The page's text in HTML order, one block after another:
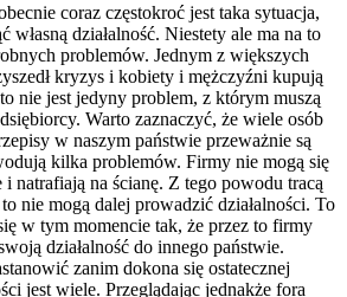
coraz częstokroć jest taka sytuacja,
własną działalność. Niestety ale ma na to
problemów. Jednym z większych
kryzys i kobiety i mężczyźni kupują
nie jest jedyny problem, z którym muszą
Warto zaznaczyć, że wiele osób
w naszym państwie przeważnie są
kilka problemów. Firmy nie mogą się
natrafiają na ścianę. Z tego powodu tracą
nie mogą dalej prowadzić działalności. To
w tym momencie tak, że przez to firmy
działalność do innego państwie.
zanim dokona się ostatecznej
jest wiele. Przeglądając jednakże fora